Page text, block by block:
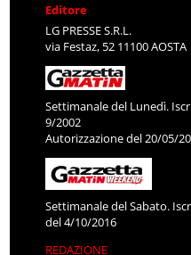
Editore
LG PRESSE S.R.L.
via Festaz, 52 11100 AOSTA
Settimanale del Lunedì.
9/2002
Autorizzazione del 20/05/
Settimanale del Sabato.
del 4/10/2016
REDAZIONE